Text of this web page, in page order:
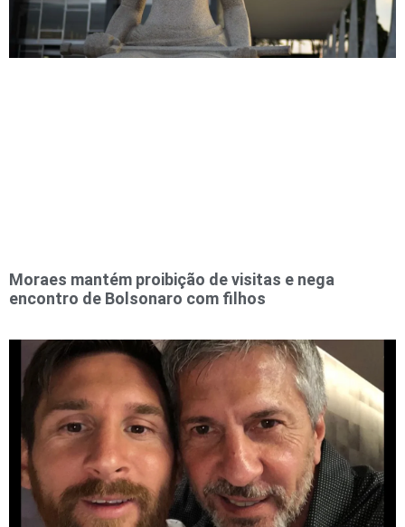
Moraes mantém proibição de visitas e nega
encontro de Bolsonaro com filhos